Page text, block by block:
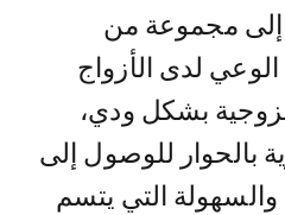
إلى مجموعة من
الوعي لدى الأزواج
الزوجية بشكل ودي،
بالحوار للوصول إلى
والسهولة التي يتسم